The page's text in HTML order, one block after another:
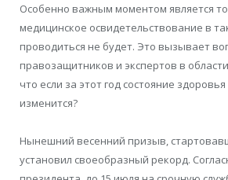
Особенно важным моментом является
медицинское освидетельствование в
проводиться не будет. Это вызывает
правозащитников и экспертов в
что если за этот год состояние
изменится?
Нынешний весенний призыв,
установил своеобразный рекорд.